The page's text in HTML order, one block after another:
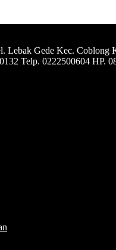
Lebak Gede Kec. Coblong
Telp. 0222500604 HP.